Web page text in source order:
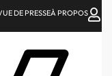
DE PRESSEÀ PROPOS